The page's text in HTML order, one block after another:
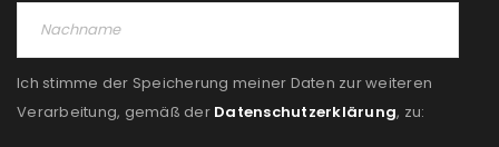
Ich stimme der Speicherung meiner Daten zur weiteren
Verarbeitung, gemäß der Datenschutzerklärung, zu: